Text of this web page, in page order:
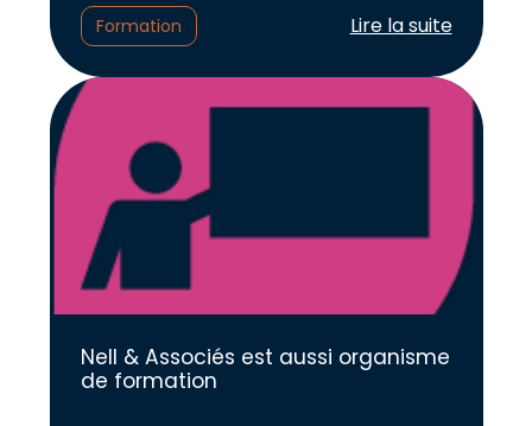
Formation Lire l'article :
Lire la suite
Nell & Associés est aussi organisme
de formation